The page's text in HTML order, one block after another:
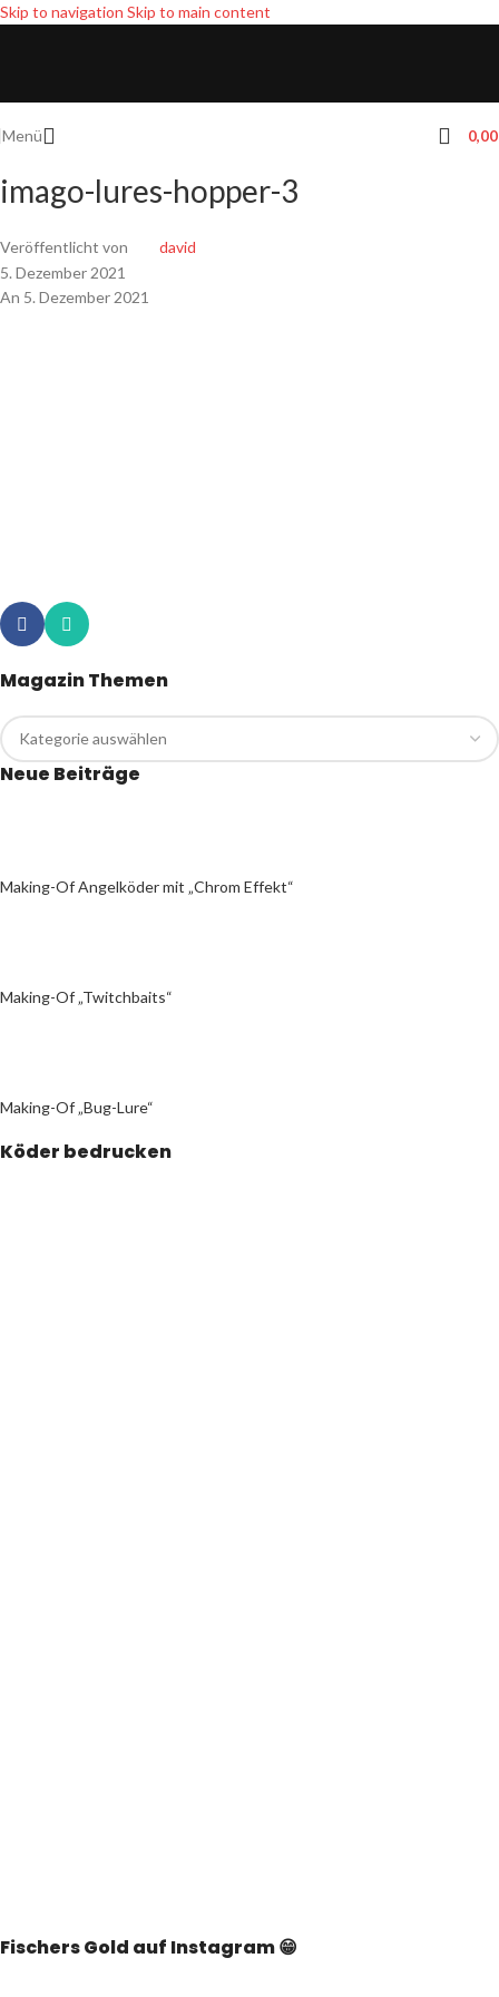
Skip to navigation Skip to main content
Menü
imago-lures-hopper-3
Veröffentlicht von
david
5. Dezember 2021
An 5. Dezember 2021
Magazin Themen
Neue Beiträge
Making-Of Angelköder mit „Chrom Effekt“
Making-Of „Twitchbaits“
Making-Of „Bug-Lure“
Köder bedrucken
Fischers Gold auf Instagram 😁